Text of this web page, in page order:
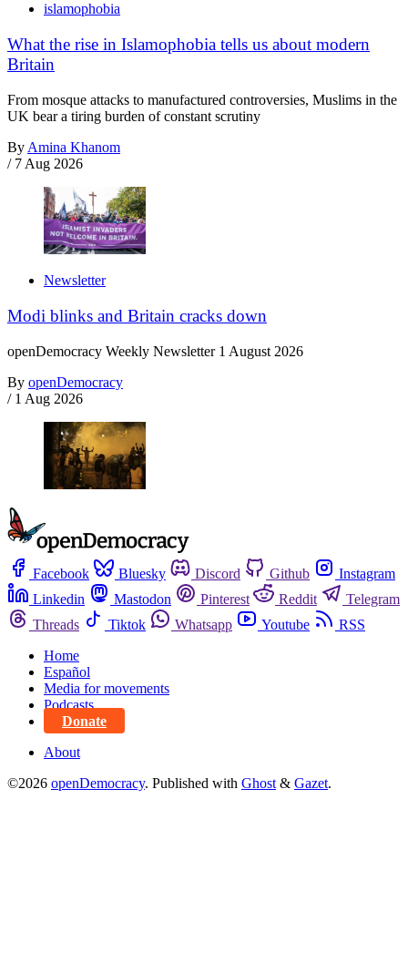
islamophobia
What the rise in Islamophobia tells us about modern
Britain
From mosque attacks to manufactured controversies, Muslims in the
UK bear a tiring burden of constant scrutiny
By Amina Khanom
/ 7 Aug 2026
Newsletter
Modi blinks and Britain cracks down
openDemocracy Weekly Newsletter 1 August 2026
By openDemocracy
/ 1 Aug 2026
Facebook Bluesky Discord Github
Instagram
Linkedin
Mastodon Pinterest Reddit
Telegram
Threads
Tiktok Whatsapp Youtube
RSS
Home
Español
Media for movements
Podcasts
Donate
About
©2026 openDemocracy. Published with Ghost & Gazet.